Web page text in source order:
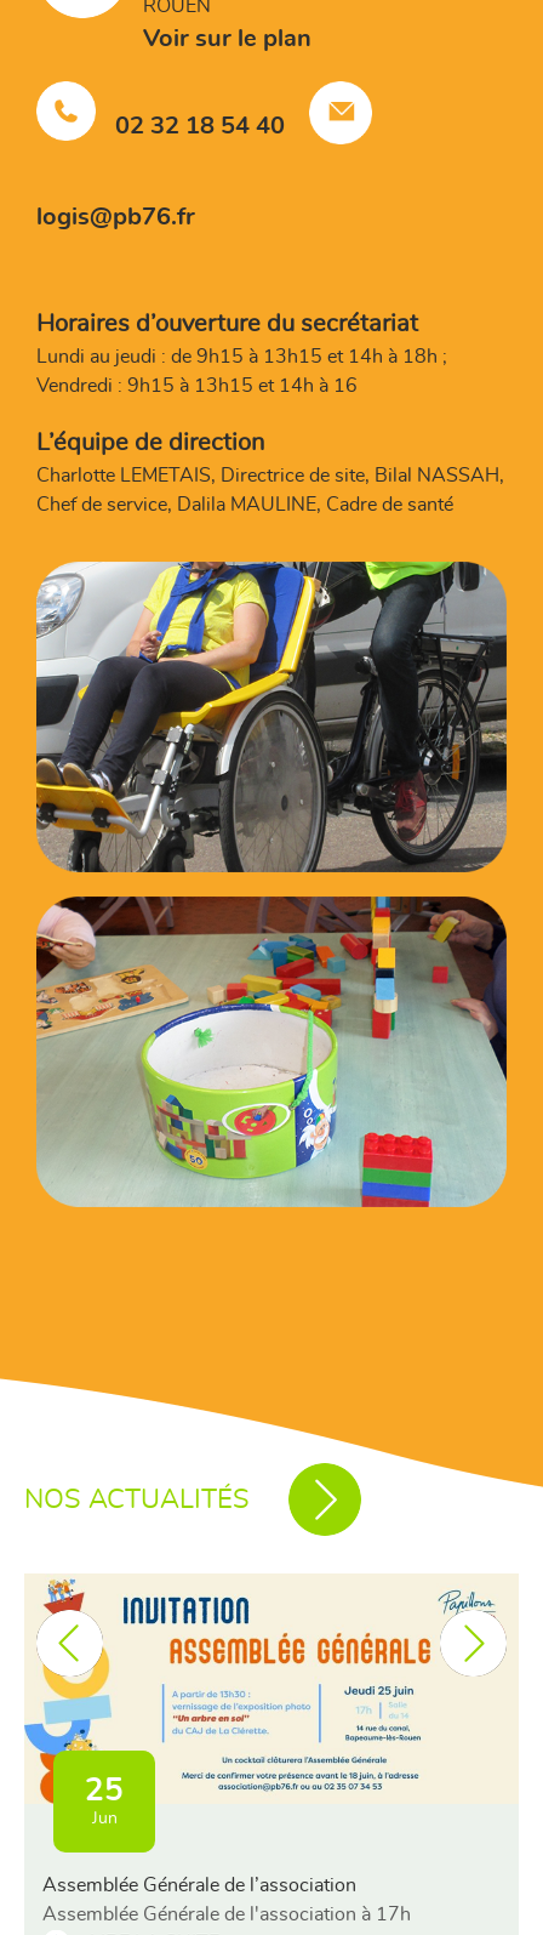
ROUEN
Voir sur le plan
02 32 18 54 40
logis@pb76.fr
Horaires d’ouverture du secrétariat
Lundi au jeudi : de 9h15 à 13h15 et 14h à 18h ;
Vendredi : 9h15 à 13h15 et 14h à 16
L’équipe de direction
Charlotte LEMETAIS, Directrice de site, Bilal NASSAH,
Chef de service, Dalila MAULINE, Cadre de santé
NOS ACTUALITÉS
25
Jun
Assemblée Générale de l’association
Assemblée Générale de l'association à 17h